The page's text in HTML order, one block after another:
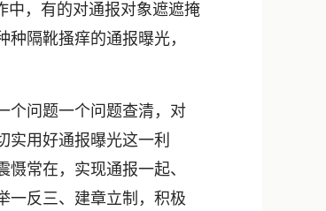
，有的对通报对象遮遮掩
隔靴搔痒的通报曝光，
问题一个问题查清，对
用好通报曝光这一利
常在，实现通报一起、
一反三、建章立制，积极